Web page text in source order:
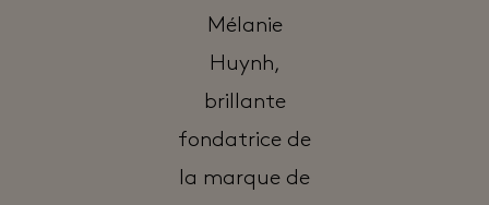
Mélanie
Huynh,
brillante
fondatrice de
la marque de